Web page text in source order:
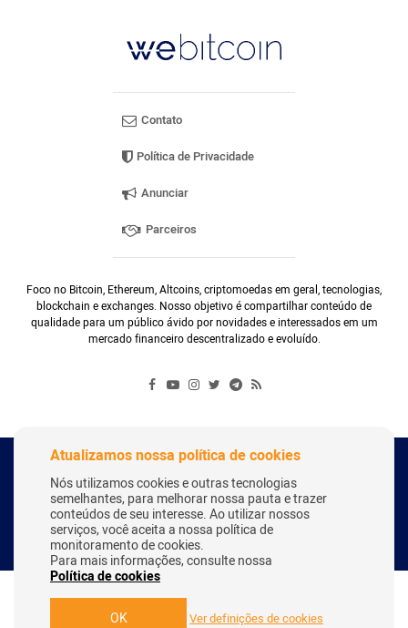
Contato
Política de Privacidade
Anunciar
Parceiros
Foco no Bitcoin, Ethereum, Altcoins, criptomoedas em geral, tecnologias,
blockchain e exchanges. Nosso objetivo é compartilhar conteúdo de
qualidade para um público ávido por novidades e interessados em um
mercado financeiro descentralizado e evoluído.
Copyright Webitcoin 2018 - Todos os Direitos Reservados
Desenvolvido por: Herick Correa
Atualizamos nossa política de cookies
Nós utilizamos cookies e outras tecnologias
semelhantes, para melhorar nossa pauta e trazer
conteúdos de seu interesse. Ao utilizar nossos
serviços, você aceita a nossa política de
monitoramento de cookies.
Para mais informações, consulte nossa
Política de cookies
OK Ver definições de cookies